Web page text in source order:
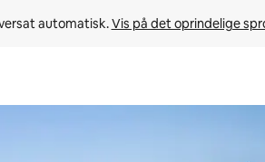
automatisk. Vis på det oprindelige